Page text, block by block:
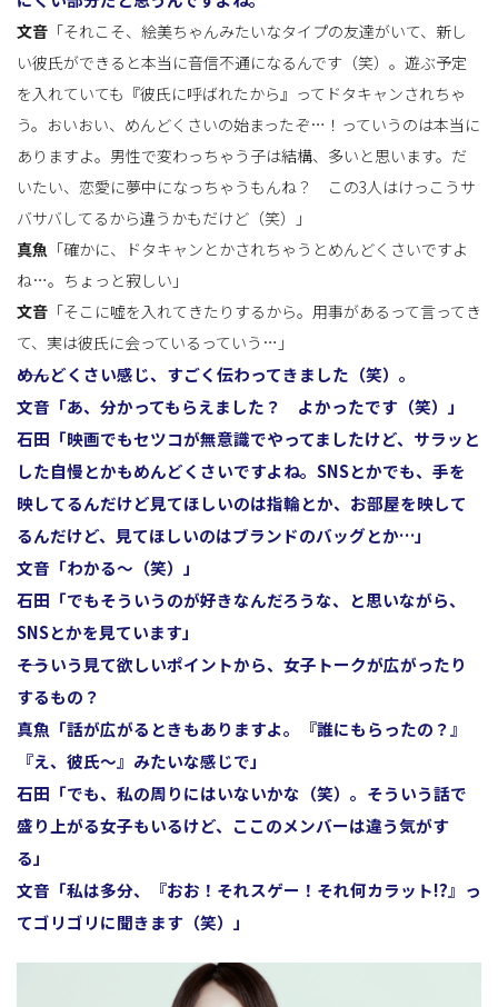
文音 「それこそ、絵美ちゃんみたいなタイプの友達がいて、新し
い彼氏ができると本当に音信不通になるんです（笑）。遊ぶ予定
を入れていても『彼氏に呼ばれたから』ってドタキャンされちゃ
う。おいおい、めんどくさいの始まったぞ…！っていうのは本当に
ありますよ。男性で変わっちゃう子は結構、多いと思います。だ
いたい、恋愛に夢中になっちゃうもんね？ この3人はけっこうサ
バサバしてるから違うかもだけど（笑）」
真魚 「確かに、ドタキャンとかされちゃうとめんどくさいですよ
ね…。ちょっと寂しい」
文音 「そこに嘘を入れてきたりするから。用事があるって言ってき
て、実は彼氏に会っているっていう…」
――めんどくさい感じ、すごく伝わってきました（笑）。
文音 「あ、分かってもらえました？ よかったです（笑）」
石田 「映画でもセツコが無意識でやってましたけど、サラッと
した自慢とかもめんどくさいですよね。SNSとかでも、手を
映してるんだけど見てほしいのは指輪とか、お部屋を映して
るんだけど、見てほしいのはブランドのバッグとか…」
文音 「わかる～（笑）」
石田 「でもそういうのが好きなんだろうな、と思いながら、
SNSとかを見ています」
――そういう見て欲しいポイントから、女子トークが広がったり
するもの？
真魚 「話が広がるときもありますよ。『誰にもらったの？』
『え、彼氏～』みたいな感じで」
石田 「でも、私の周りにはいないかな（笑）。そういう話で
盛り上がる女子もいるけど、ここのメンバーは違う気がす
る」
文音 「私は多分、『おお！それスゲー！それ何カラット!?』っ
てゴリゴリに聞きます（笑）」